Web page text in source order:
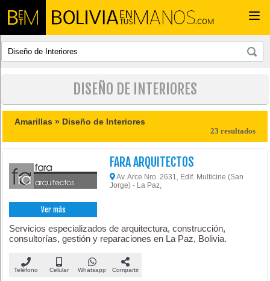
DISEÑO DE INTERIORES
Amarillas » Diseño de Interiores
23 resultados
Ver más
FARA ARQUITECTOS
Av. Arce Nro. 2631, Edif. Multicine (San
Jorge) - La Paz,
Servicios especializados de arquitectura, construcción,
consultorías, gestión y reparaciones en La Paz, Bolivia.
Teléfono Celular Whatsapp Compartir